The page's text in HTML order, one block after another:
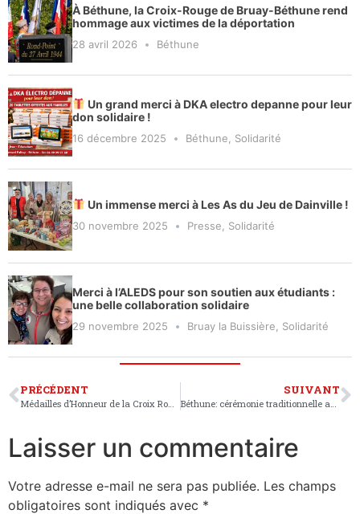
À Béthune, la Croix-Rouge de Bruay-Béthune rend
hommage aux victimes de la déportation
28 avril 2026 Béthune
Un grand merci à DKA electro depanne pour leur
don solidaire !
16 décembre 2025 Béthune Solidarité
Un immense merci à Les As du Jeu de Dainville !
30 novembre 2025 Presse Solidarité
Merci à l’ALEDS pour son soutien aux étudiants :
une belle collaboration solidaire
29 novembre 2025 Bruay la Buissière Solidarité
PRÉCÉDENT SUIVANT
Laisser un commentaire
Votre adresse e-mail ne sera pas publiée. Les champs
obligatoires sont indiqués avec *